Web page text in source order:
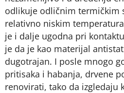
odlikuje odličnim termičkim
relativno niskim
je i dalje ugodna pri
je da je kao materijal
dugotrajan. I posle mnogo
pritisaka i habanja, drvene
renovirati, tako da izgledaju